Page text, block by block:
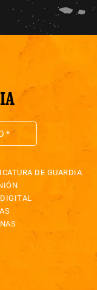
DE GUARDIA